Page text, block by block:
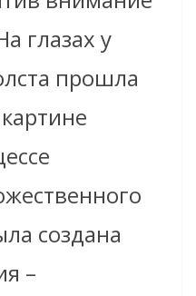
а глазах у
прошла
создана
–